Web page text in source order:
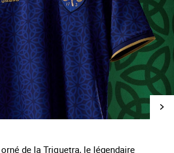
de la Triquetra, le légendaire